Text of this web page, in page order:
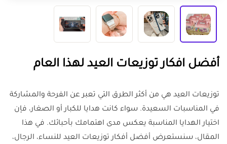
أفضل افكار توزيعات العيد لهذا العام
توزيعات العيد هي من أكثر الطرق التي تعبر عن الفرحة والمشاركة
في المناسبات السعيدة. سواء كانت هدايا للكبار أو الصغار، فإن
اختيار الهدايا المناسبة يعكس مدى اهتمامك بأحبائك. في هذا
المقال، سنستعرض أفضل أفكار توزيعات العيد للنساء، الرجال،